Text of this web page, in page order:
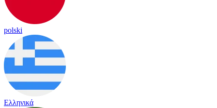
polski
Ελληνικά